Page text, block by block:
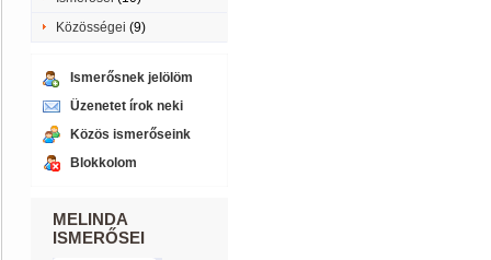
Közösségei (9)
Ismerősnek jelölöm
Üzenetet írok neki
Közös ismerőseink
Blokkolom
MELINDA
ISMERŐSEI